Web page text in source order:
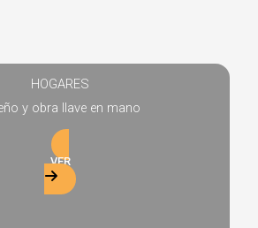
HOGARES
y obra llave en mano
VER